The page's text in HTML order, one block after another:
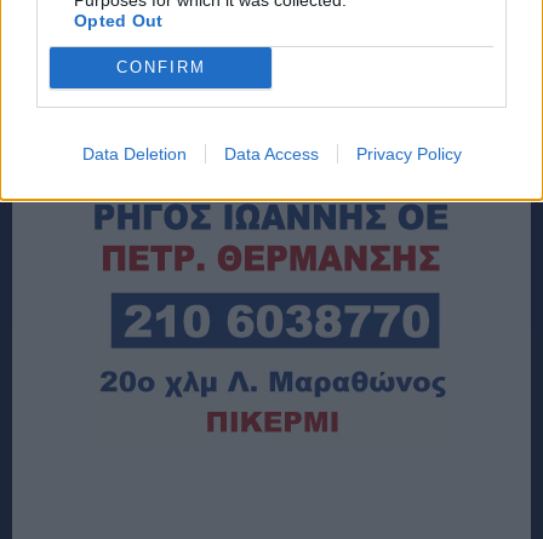
Opted Out
CONFIRM
Data Deletion Data Access Privacy Policy